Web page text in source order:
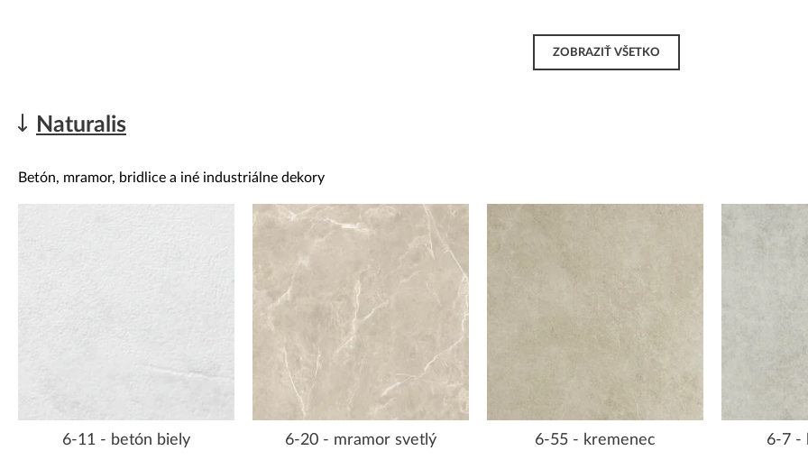
ZOBRAZIŤ VŠETKO
Naturalis
Betón, mramor, bridlice a iné industriálne dekory
6-11 - betón biely 6-20 - mramor svetlý 6-55 - kremenec 6-7 -